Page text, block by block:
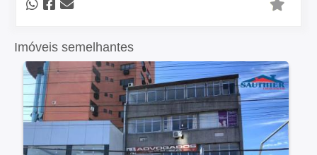
Imóveis semelhantes